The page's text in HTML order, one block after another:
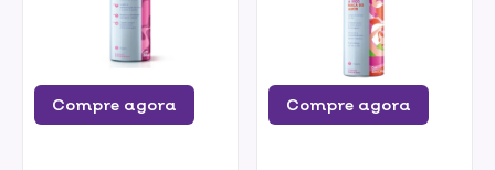
Compre agora Compre agora